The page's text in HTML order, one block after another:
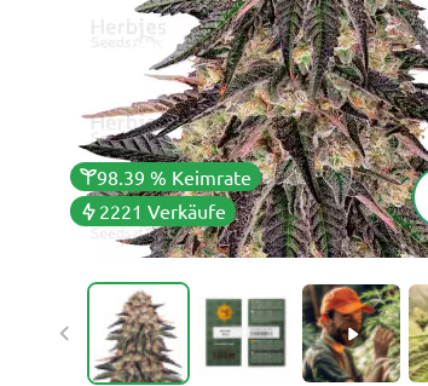
98.39 % Keimrate
2221 Verkäufe